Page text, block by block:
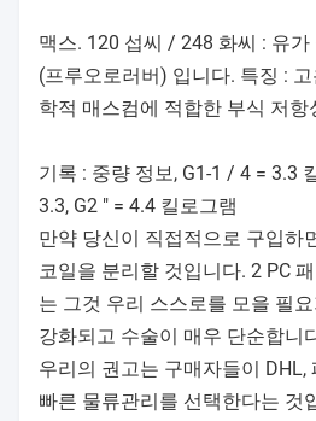
맥스. 120 섭씨 / 248 화씨 : 유
(프루오로러버) 입니다. 특징 :
학적 매스컴에 적합한 부식 저항
기록 : 중량 정보, G1-1 / 4 = 3.3
3.3, G2 " = 4.4 킬로그램
만약 당신이 직접적으로 구입하
코일을 분리할 것입니다. 2 PC
는 그것 우리 스스로를 모을 필
강화되고 수술이 매우 단순합니
우리의 권고는 구매자들이 DHL,
빠른 물류관리를 선택한다는 것